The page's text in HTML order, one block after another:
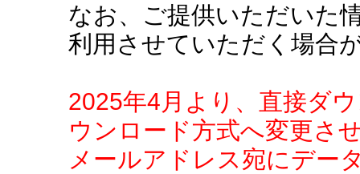
なお、ご提供いただいた
利用させていただく場合
2025年4月より、直接ダ
ウンロード方式へ変更さ
メールアドレス宛にデー